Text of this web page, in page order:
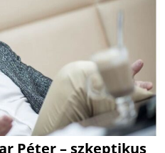
Péter – szkeptikus